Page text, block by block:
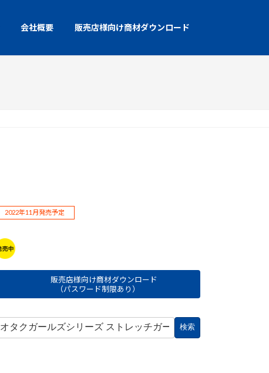
会社概要 販売店様向け商材ダウンロード
2022年11月発売予定
販売店様向け商材ダウンロード
（パスワード制限あり）